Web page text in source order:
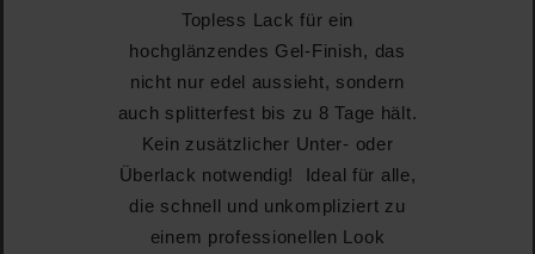
Topless Lack für ein
hochglänzendes Gel-Finish, das
nicht nur edel aussieht, sondern
auch splitterfest bis zu 8 Tage hält.
Kein zusätzlicher Unter- oder
Überlack notwendig! Ideal für alle,
die schnell und unkompliziert zu
einem professionellen Look